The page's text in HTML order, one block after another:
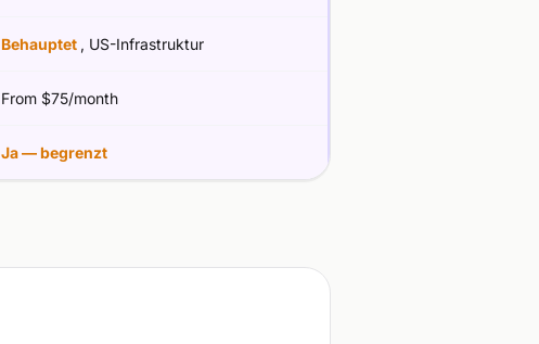
Behauptet , US-Infrastruktur
From $75/month
Ja — begrenzt